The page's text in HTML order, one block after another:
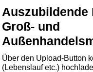
Auszubildende
Groß- und
Über den Upload-Button
(Lebenslauf etc.)